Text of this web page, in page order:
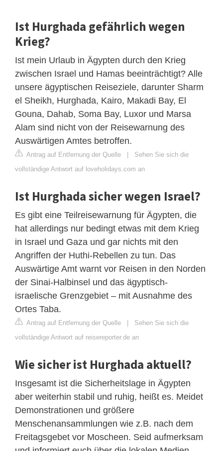
Ist Hurghada gefährlich wegen
Krieg?
Ist mein Urlaub in Ägypten durch den Krieg
zwischen Israel und Hamas beeinträchtigt? Alle
unsere ägyptischen Reiseziele, darunter Sharm
el Sheikh, Hurghada, Kairo, Makadi Bay, El
Gouna, Dahab, Soma Bay, Luxor und Marsa
Alam sind nicht von der Reisewarnung des
Auswärtigen Amtes betroffen.
Antrag auf Entfernung der Quelle | Sehen Sie sich die
vollständige Antwort auf loveholidays.com an
Ist Hurghada sicher wegen Israel?
Es gibt eine Teilreisewarnung für Ägypten, die
hat allerdings nur bedingt etwas mit dem Krieg
in Israel und Gaza und gar nichts mit den
Angriffen der Huthi-Rebellen zu tun. Das
Auswärtige Amt warnt vor Reisen in den Norden
der Sinai-Halbinsel und das ägyptisch-
israelische Grenzgebiet – mit Ausnahme des
Ortes Taba.
Antrag auf Entfernung der Quelle | Sehen Sie sich die
vollständige Antwort auf reisereporter.de an
Wie sicher ist Hurghada aktuell?
Insgesamt ist die Sicherheitslage in Ägypten
aber weiterhin stabil und ruhig, heißt es. Meidet
Demonstrationen und größere
Menschenansammlungen wie z.B. nach dem
Freitagsgebet vor Moscheen. Seid aufmerksam